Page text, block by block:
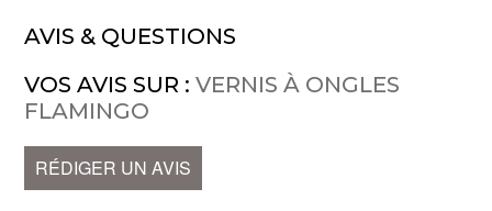
AVIS & QUESTIONS
VOS AVIS SUR :VERNIS À ONGLES
FLAMINGO
RÉDIGER UN AVIS